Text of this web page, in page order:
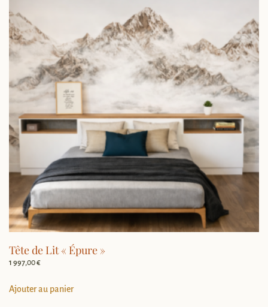
Tête de Lit « Épure »
1 997,00€
Ajouter au panier